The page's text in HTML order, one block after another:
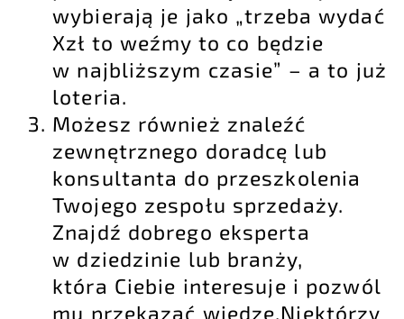
wybierają je jako „trzeba wydać
Xzł to weźmy to co będzie
w najbliższym czasie” – a to już
loteria.
Możesz również znaleźć
zewnętrznego doradcę lub
konsultanta do przeszkolenia
Twojego zespołu sprzedaży.
Znajdź dobrego eksperta
w dziedzinie lub branży,
która Ciebie interesuje i pozwól
mu przekazać wiedzę.Niektórzy